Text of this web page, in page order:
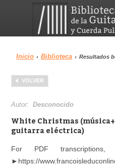
Menu
Biblioteca
Inicio › Biblioteca › Resultados
VOLVER
Autor:Desconocido
White Christmas
guitarra eléctrica)
For PDF
►https://